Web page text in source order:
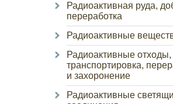
Радиоактивная руда,
переработка
Радиоактивные
Радиоактивные отходы,
транспортировка,
и захоронение
Радиоактивные